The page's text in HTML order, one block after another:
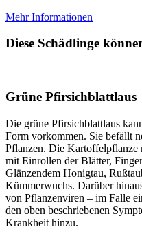
Mehr Informationen
Diese Schädlinge
Grüne Pfirsichblattlaus
Die grüne Pfirsichblattlaus
Form vorkommen. Sie befällt
Pflanzen. Die Kartoffelpflanze
mit Einrollen der Blätter,
Glänzendem Honigtau,
Kümmerwuchs. Darüber
von Pflanzenviren – im Falle
den oben beschriebenen
Krankheit hinzu.